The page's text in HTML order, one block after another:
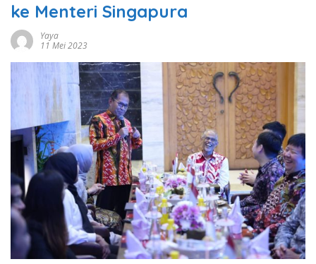
ke Menteri Singapura
Yaya
11 Mei 2023